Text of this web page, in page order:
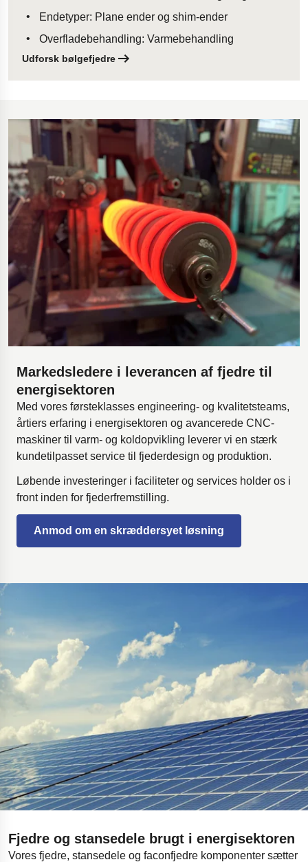
Endetyper: Plane ender og shim-ender
Overfladebehandling: Varmebehandling
Udforsk bølgefjedre
Markedsledere i leverancen af fjedre til
energisektoren
Med vores førsteklasses engineering- og kvalitetsteams,
årtiers erfaring i energisektoren og avancerede CNC-
maskiner til varm- og koldopvikling leverer vi en stærk
kundetilpasset service til fjederdesign og produktion.
Løbende investeringer i faciliteter og services holder os i
front inden for fjederfremstilling.
Anmod om en skræddersyet løsning
Fjedre og stansedele brugt i energisektoren
Vores fjedre, stansedele og faconfjedre komponenter sætter